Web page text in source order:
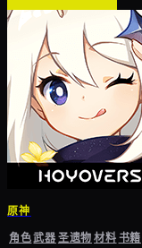
原神
角色武器圣遗物材料书籍